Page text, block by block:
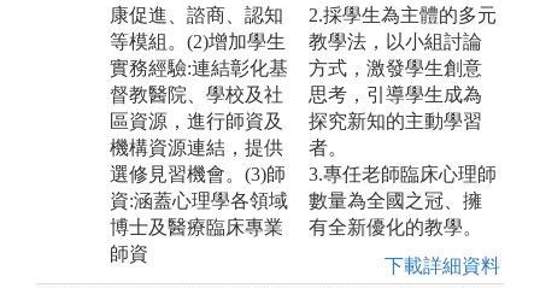
康促進、諮商、認知
等模組。(2)增加學生
實務經驗:連結彰化基
督教醫院、學校及社
區資源，進行師資及
機構資源連結，提供
選修見習機會。(3)師
資:涵蓋心理學各領域
博士及醫療臨床專業
師資
2.採學生為主體的多元
教學法，以小組討論
方式，激發學生創意
思考，引導學生成為
探究新知的主動學習
者。
3.專任老師臨床心理師
數量為全國之冠、擁
有全新優化的教學。
下載詳細資料